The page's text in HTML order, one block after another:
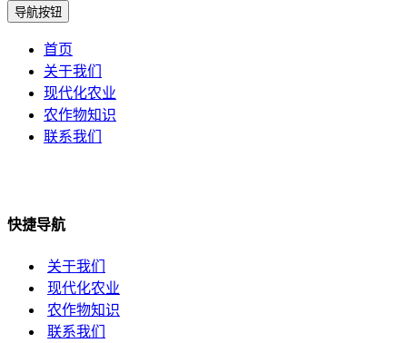
导航按钮
首页
关于我们
现代化农业
农作物知识
联系我们
快捷导航
关于我们
现代化农业
农作物知识
联系我们